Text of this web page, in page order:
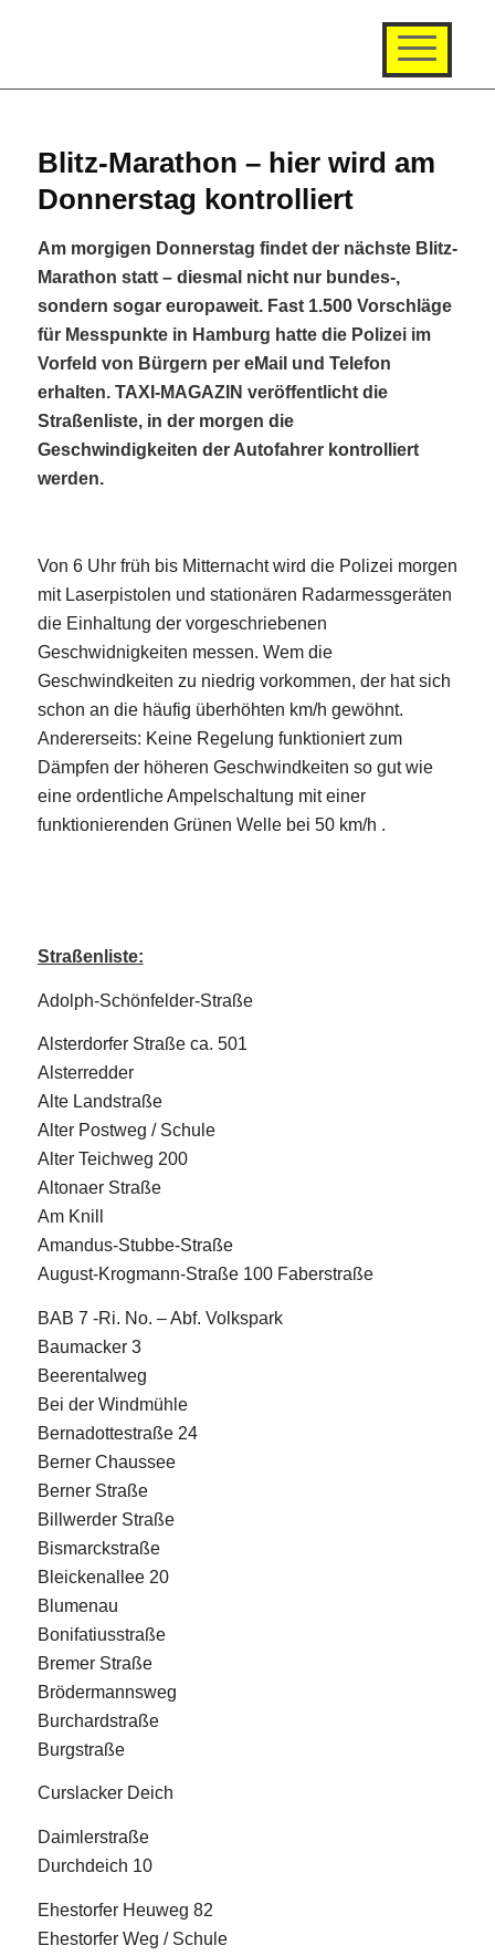
Blitz-Marathon – hier wird am
Donnerstag kontrolliert
Am morgigen Donnerstag findet der nächste Blitz-
Marathon statt – diesmal nicht nur bundes-,
sondern sogar europaweit. Fast 1.500 Vorschläge
für Messpunkte in Hamburg hatte die Polizei im
Vorfeld von Bürgern per eMail und Telefon
erhalten. TAXI-MAGAZIN veröffentlicht die
Straßenliste, in der morgen die
Geschwindigkeiten der Autofahrer kontrolliert
werden.
Von 6 Uhr früh bis Mitternacht wird die Polizei morgen
mit Laserpistolen und stationären Radarmessgeräten
die Einhaltung der vorgeschriebenen
Geschwidnigkeiten messen. Wem die
Geschwindkeiten zu niedrig vorkommen, der hat sich
schon an die häufig überhöhten km/h gewöhnt.
Andererseits: Keine Regelung funktioniert zum
Dämpfen der höheren Geschwindkeiten so gut wie
eine ordentliche Ampelschaltung mit einer
funktionierenden Grünen Welle bei 50 km/h .
Straßenliste:
Adolph-Schönfelder-Straße
Alsterdorfer Straße ca. 501
Alsterredder
Alte Landstraße
Alter Postweg / Schule
Alter Teichweg 200
Altonaer Straße
Am Knill
Amandus-Stubbe-Straße
August-Krogmann-Straße 100 Faberstraße
BAB 7 -Ri. No. – Abf. Volkspark
Baumacker 3
Beerentalweg
Bei der Windmühle
Bernadottestraße 24
Berner Chaussee
Berner Straße
Billwerder Straße
Bismarckstraße
Bleickenallee 20
Blumenau
Bonifatiusstraße
Bremer Straße
Brödermannsweg
Burchardstraße
Burgstraße
Curslacker Deich
Daimlerstraße
Durchdeich 10
Ehestorfer Heuweg 82
Ehestorfer Weg / Schule